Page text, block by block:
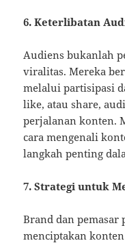
6. Keterlibatan
Audiens bukanlah
viralitas. Mereka
melalui partisipasi
like, atau share,
perjalanan konten.
cara mengenali
langkah penting
7. Strategi untuk
Brand dan
menciptakan